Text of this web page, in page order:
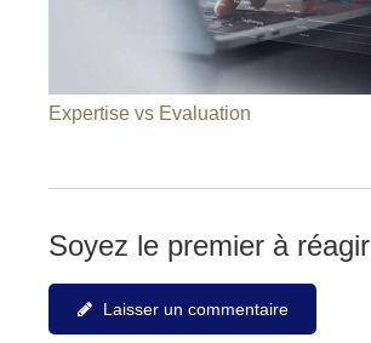
Expertise vs Evaluation
Soyez le premier à réagir
Laisser un commentaire